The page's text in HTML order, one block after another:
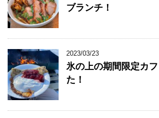
ブランチ！
2023/03/23
氷の上の期間限定カ
た！